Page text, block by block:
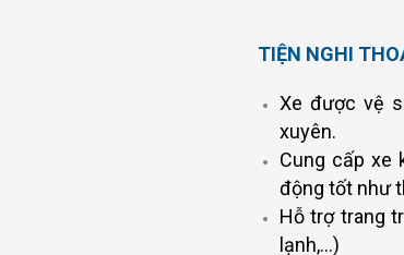
TIỆN NGHI
Xe được vệ
xuyên.
Cung cấp xe
động tốt như
Hỗ trợ trang
lạnh,…)